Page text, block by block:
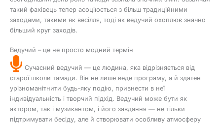
такий фахівець тепер асоціюється з більш традиційними
заходами, такими як весілля, тоді як ведучий охоплює значно
більший круг заходів.
Ведучий – це не просто модний термін
Сучасний ведучий — це людина, яка відрізняється від
старої школи тамади. Він не лише веде програму, а й здатен
урізноманітнити будь-яку подію, привнести в неї
індивідуальність і творчий підхід. Ведучий може бути як
актором, так і музикантом, і його завдання — не тільки
підтримувати бесіду, але й створювати особливу атмосферу